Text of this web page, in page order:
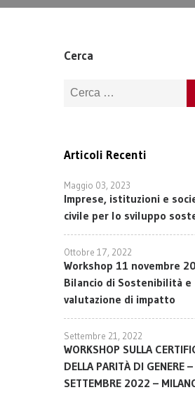
Cerca
Ricerca per:
Articoli Recenti
Maggio 03, 2023
Imprese, istituzioni e
civile per lo sviluppo
Ottobre 17, 2022
Workshop 11 novembre
Bilancio di Sostenibilità e
valutazione di impatto
Settembre 21, 2022
WORKSHOP SULLA
DELLA PARITÀ DI GENERE
SETTEMBRE 2022 –